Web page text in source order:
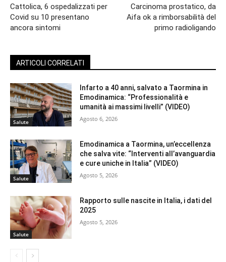
Cattolica, 6 ospedalizzati per
Covid su 10 presentano
ancora sintomi
Carcinoma prostatico, da
Aifa ok a rimborsabilità del
primo radioligando
ARTICOLI CORRELATI
Salute
Infarto a 40 anni, salvato a Taormina in
Emodinamica: “Professionalità e
umanità ai massimi livelli” (VIDEO)
Agosto 6, 2026
Salute
Emodinamica a Taormina, un’eccellenza
che salva vite: “Interventi all’avanguardia
e cure uniche in Italia” (VIDEO)
Agosto 5, 2026
Salute
Rapporto sulle nascite in Italia, i dati del
2025
Agosto 5, 2026